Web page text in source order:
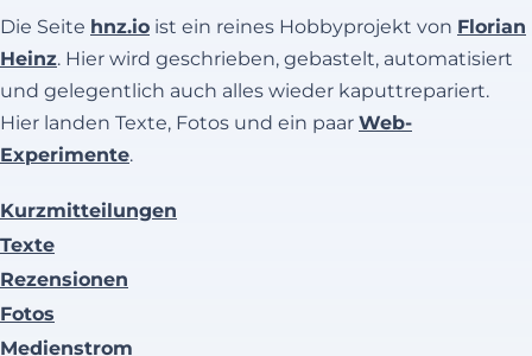
Die Seite hnz.io ist ein reines Hobbyprojekt von Florian
Heinz. Hier wird geschrieben, gebastelt, automatisiert
und gelegentlich auch alles wieder kaputtrepariert.
Hier landen Texte, Fotos und ein paar Web-
Experimente.
Kurzmitteilungen
Texte
Rezensionen
Fotos
Medienstrom